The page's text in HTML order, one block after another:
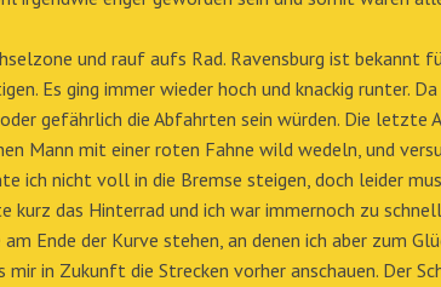
und rauf aufs Rad. Ravensburg ist bekannt
Es ging immer wieder hoch und knackig runter.
gefährlich die Abfahrten sein würden. Die
Mann mit einer roten Fahne wild wedeln, und
ich nicht voll in die Bremse steigen, doch leider
kurz das Hinterrad und ich war immernoch zu
Ende der Kurve stehen, an denen ich aber zum
in Zukunft die Strecken vorher anschauen. Der